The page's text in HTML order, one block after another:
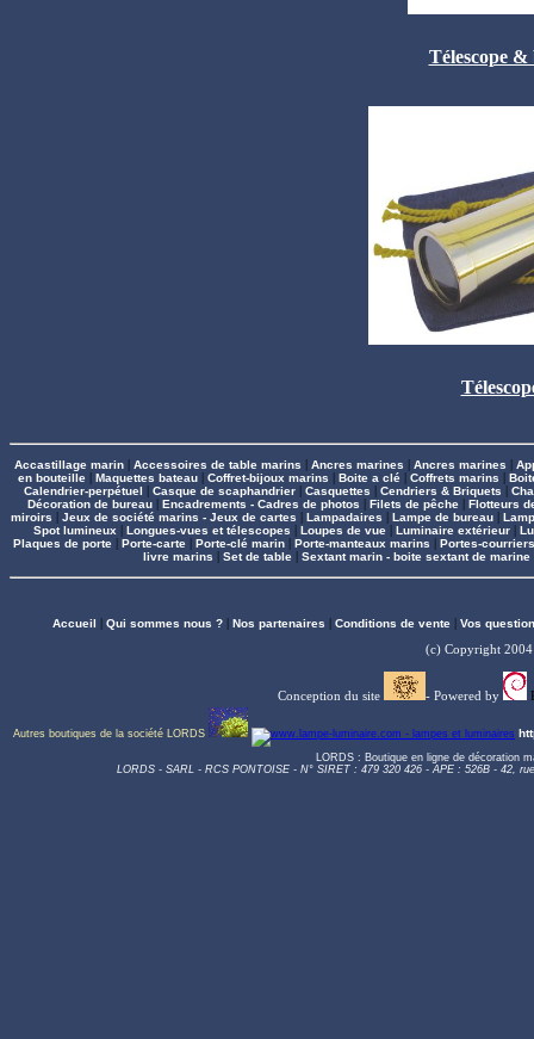
Télescope
Accastillage marin Accessoires de table marins Ancres marines Ancres marines
en bouteille| Maquettes bateau| Coffret-bijoux marins Boite a clé| Coffrets marins
Calendrier-perpétuel
Casque de scaphandrier Casquettes Cendriers & Briquets
Décoration de bureau| Encadrements - Cadres de photos Filets de pêche| Flotteurs
miroirs
Jeux de société marins - Jeux de cartes Lampadaires Lampe de bureau
Spot lumineux
Longues-vues et télescopes Loupes de vue| Luminaire extérieur|
Plaques de porte| Porte-carte| Porte-clé marin Porte-manteaux marins
Portes-courriers
livre marins
Set de table Sextant marin - boite sextant de marine
Accueil Qui sommes nous ? Nos partenaires Conditions de vente
Vos
(c) Copyright
Conception du site - Powered by
Autres boutiques de la société LORDS
LORDS : Boutique en ligne de décoration
LORDS - SARL - RCS PONTOISE - N° SIRET : 479 320 426 - APE : 526B - 42,